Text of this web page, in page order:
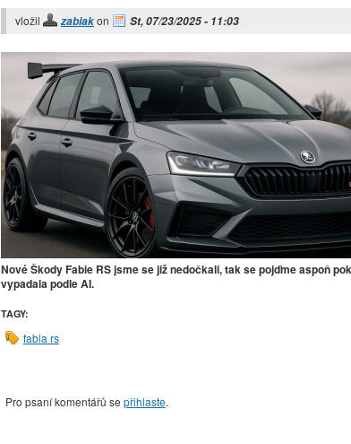
vložil zabiakon St, 07/23/2025 - 11:03
Nové Škody Fabie RS jsme se již nedočkali, tak se pojďme aspoň
vypadala podle AI.
TAGY:
fabia rs
Pro psaní komentářů se přihlaste.